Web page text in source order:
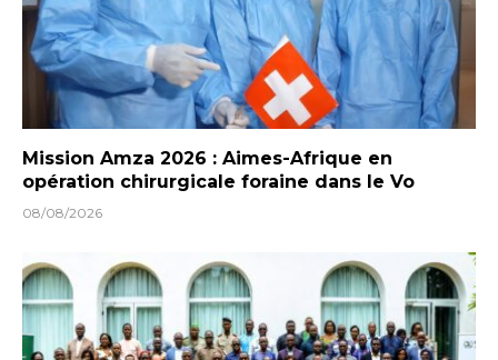
Mission Amza 2026 : Aimes-Afrique en
opération chirurgicale foraine dans le Vo
08/08/2026